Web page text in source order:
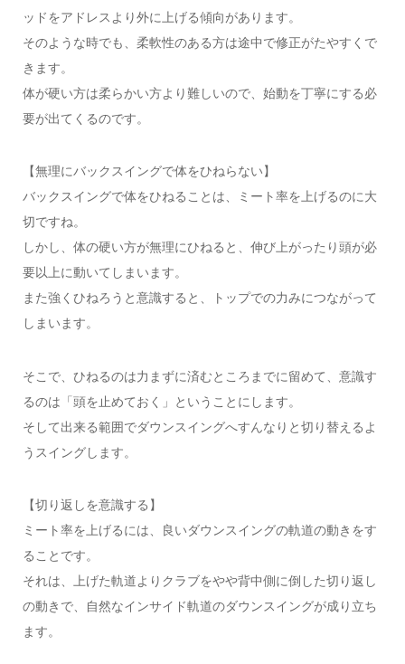
ッドをアドレスより外に上げる傾向があります。
そのような時でも、柔軟性のある方は途中で修正がたやすくで
きます。
体が硬い方は柔らかい方より難しいので、始動を丁寧にする必
要が出てくるのです。
【無理にバックスイングで体をひねらない】
バックスイングで体をひねることは、ミート率を上げるのに大
切ですね。
しかし、体の硬い方が無理にひねると、伸び上がったり頭が必
要以上に動いてしまいます。
また強くひねろうと意識すると、トップでの力みにつながって
しまいます。
そこで、ひねるのは力まずに済むところまでに留めて、意識す
るのは「頭を止めておく」ということにします。
そして出来る範囲でダウンスイングへすんなりと切り替えるよ
うスイングします。
【切り返しを意識する】
ミート率を上げるには、良いダウンスイングの軌道の動きをす
ることです。
それは、上げた軌道よりクラブをやや背中側に倒した切り返し
の動きで、自然なインサイド軌道のダウンスイングが成り立ち
ます。